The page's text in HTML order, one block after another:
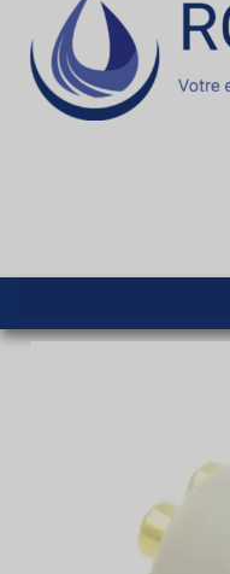
Deutsch
Ελληνικά